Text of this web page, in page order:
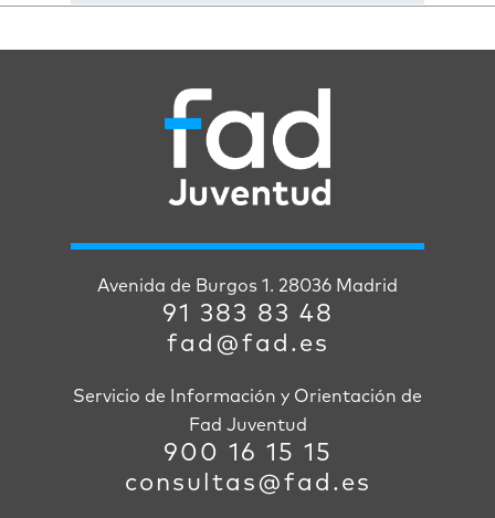
Avenida de Burgos 1. 28036 Madrid
91 383 83 48
fad@fad.es
Servicio de Información y Orientación de
Fad Juventud
900 16 15 15
consultas@fad.es